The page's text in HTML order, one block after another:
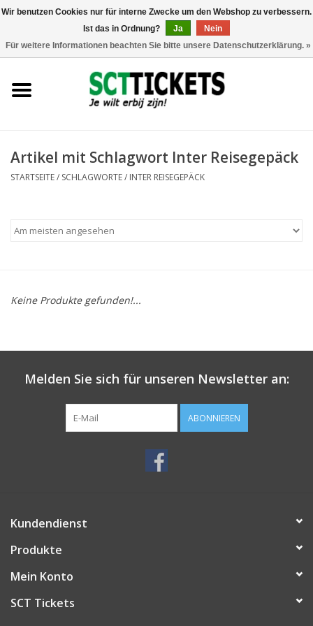
Frankreich
Artikel mit Schlagwort Inter Reisegepäck
STARTSEITE/ SCHLAGWORTE/ INTER REISEGEPÄCK
Keine Produkte gefunden!...
Melden Sie sich für unseren Newsletter an:
ABONNIEREN
Kundendienst
Produkte
Mein Konto
SCT Tickets
Wir benutzen Cookies nur für interne Zwecke um den Webshop zu verbessern.
Ist das in Ordnung?
Ja
Nein
Für weitere Informationen beachten Sie bitte unsere Datenschutzerklärung. »